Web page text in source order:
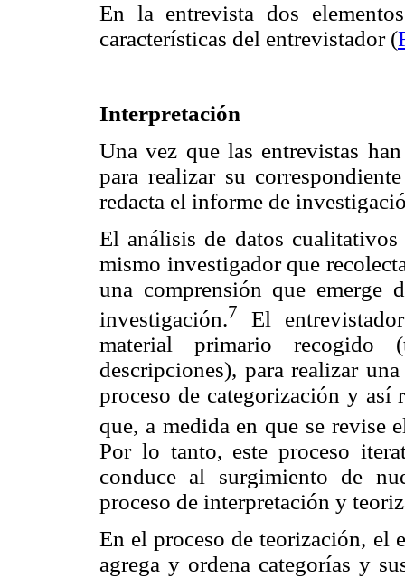
En la entrevista dos
características del entrevistador (
Interpretación
Una vez que las entrevistas
para realizar su
redacta el informe de
El análisis de datos
mismo investigador que
una comprensión que emerge
investigación.7
El
material primario recogido
descripciones), para realizar
proceso de categorización y así
que, a medida en que se revise
Por lo tanto, este proceso
conduce al surgimiento de
proceso de interpretación y
En el proceso de teorización, el
agrega y ordena categorías y